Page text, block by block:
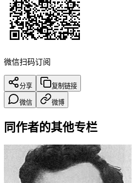
微信扫码订阅
分享 复制链接
微信 微博
同作者的其他专栏